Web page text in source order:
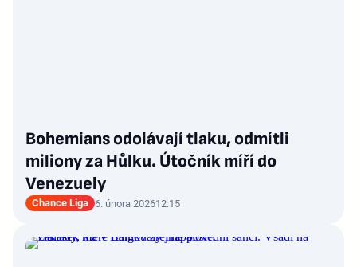
Bohemians odolávají tlaku, odmítli
miliony za Hůlku. Útočník míří do
Venezuely
Chance Liga 6. února 202612:15